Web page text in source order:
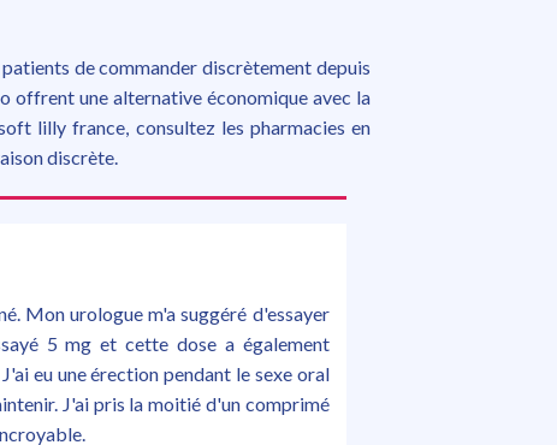
de commander discrètement depuis
offrent une alternative économique avec la
lilly france, consultez les pharmacies en
discrète.
Mon urologue m'a suggéré d'essayer
5 mg et cette dose a également
eu une érection pendant le sexe oral
J'ai pris la moitié d'un comprimé